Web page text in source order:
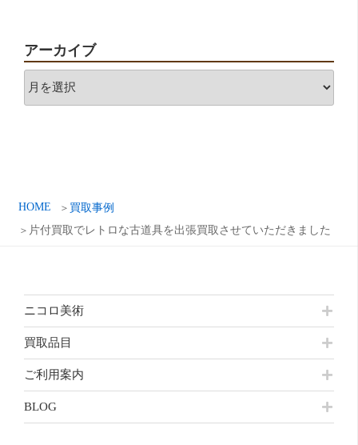
HOME
買取事例
片付買取でレトロな古道具を出張買取させていただきました
アーカイブ
ア
ニコロ美術
買取品目
ご利用案内
BLOG